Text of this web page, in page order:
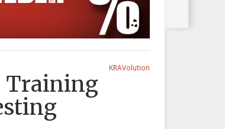
KRAVolution
Training